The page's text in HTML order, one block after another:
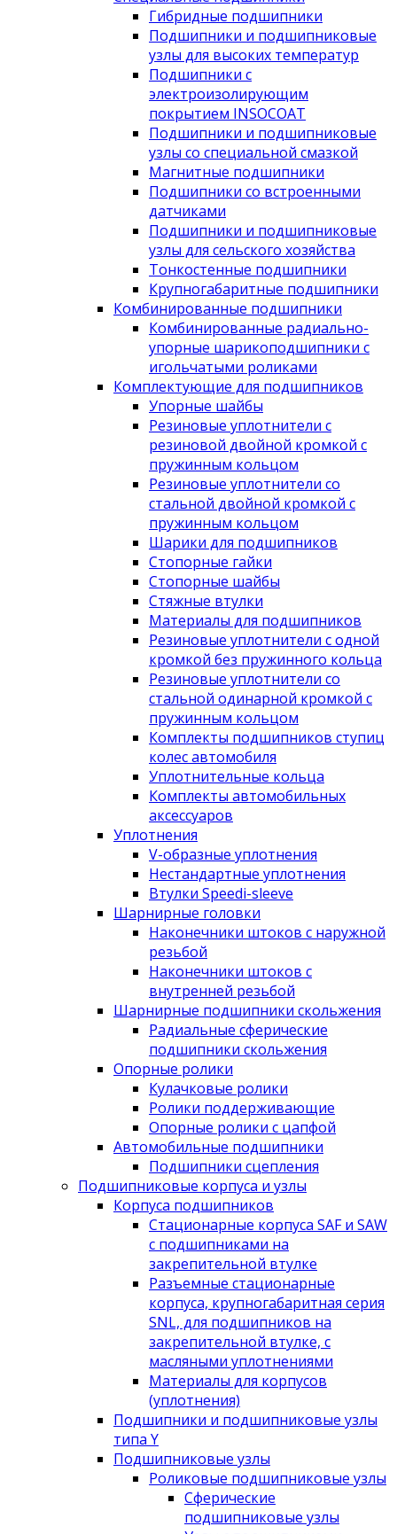
Гибридные подшипники
Подшипники и подшипниковые
узлы для высоких температур
Подшипники с
электроизолирующим
покрытием INSOCOAT
Подшипники и подшипниковые
узлы со специальной смазкой
Магнитные подшипники
Подшипники со встроенными
датчиками
Подшипники и подшипниковые
узлы для сельского хозяйства
Тонкостенные подшипники
Крупногабаритные подшипники
Комбинированные подшипники
Комбинированные радиально-
упорные шарикоподшипники с
игольчатыми роликами
Комплектующие для подшипников
Упорные шайбы
Резиновые уплотнители с
резиновой двойной кромкой с
пружинным кольцом
Резиновые уплотнители со
стальной двойной кромкой с
пружинным кольцом
Шарики для подшипников
Стопорные гайки
Стопорные шайбы
Стяжные втулки
Материалы для подшипников
Резиновые уплотнители с одной
кромкой без пружинного кольца
Резиновые уплотнители со
стальной одинарной кромкой с
пружинным кольцом
Комплекты подшипников ступиц
колес автомобиля
Уплотнительные кольца
Комплекты автомобильных
аксессуаров
Уплотнения
V-образные уплотнения
Нестандартные уплотнения
Втулки Speedi-sleeve
Шарнирные головки
Наконечники штоков с наружной
резьбой
Наконечники штоков с
внутренней резьбой
Шарнирные подшипники скольжения
Радиальные сферические
подшипники скольжения
Опорные ролики
Кулачковые ролики
Ролики поддерживающие
Опорные ролики с цапфой
Автомобильные подшипники
Подшипники сцепления
Подшипниковые корпуса и узлы
Корпуса подшипников
Стационарные корпуса SAF и SAW
с подшипниками на
закрепительной втулке
Разъемные стационарные
корпуса, крупногабаритная серия
SNL, для подшипников на
закрепительной втулке, с
масляными уплотнениями
Материалы для корпусов
(уплотнения)
Подшипники и подшипниковые узлы
типа Y
Подшипниковые узлы
Роликовые подшипниковые узлы
Сферические
подшипниковые узлы